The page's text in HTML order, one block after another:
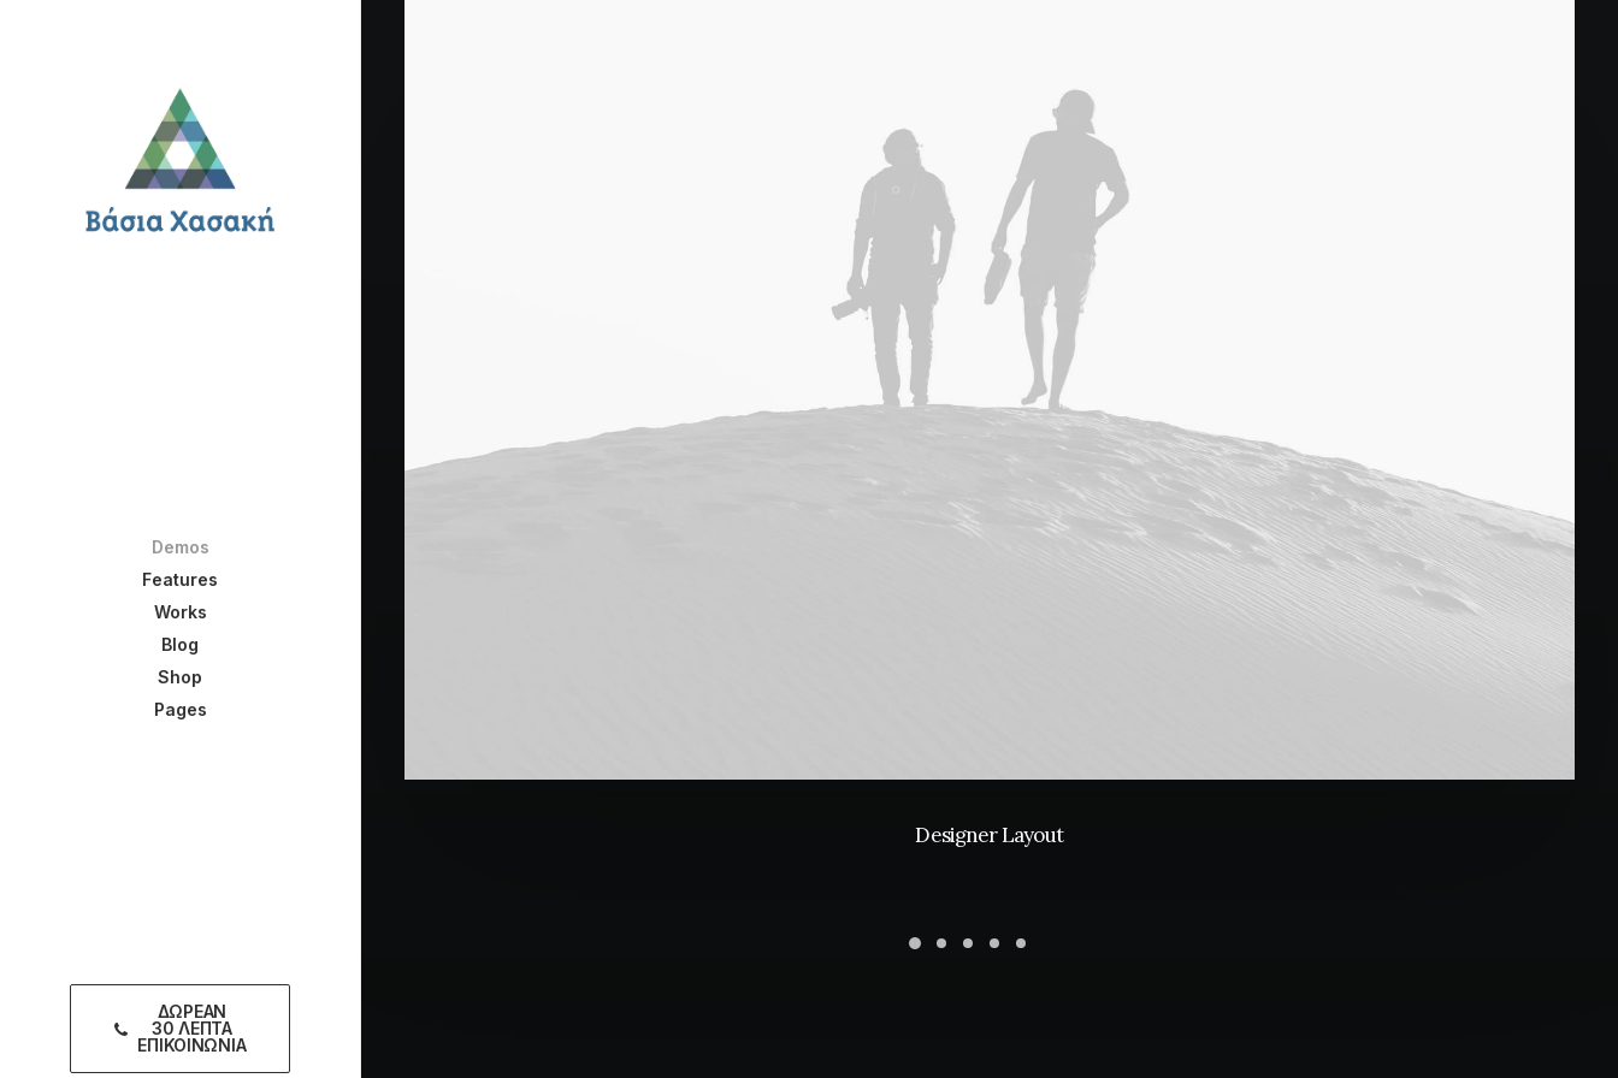
Demos
Features
Works
Blog
Shop
Pages
ΔΩΡΕΑΝ
30 ΛΕΠΤΑ
ΕΠΙΚΟΙΝΩΝΙΑ
Designer Layout